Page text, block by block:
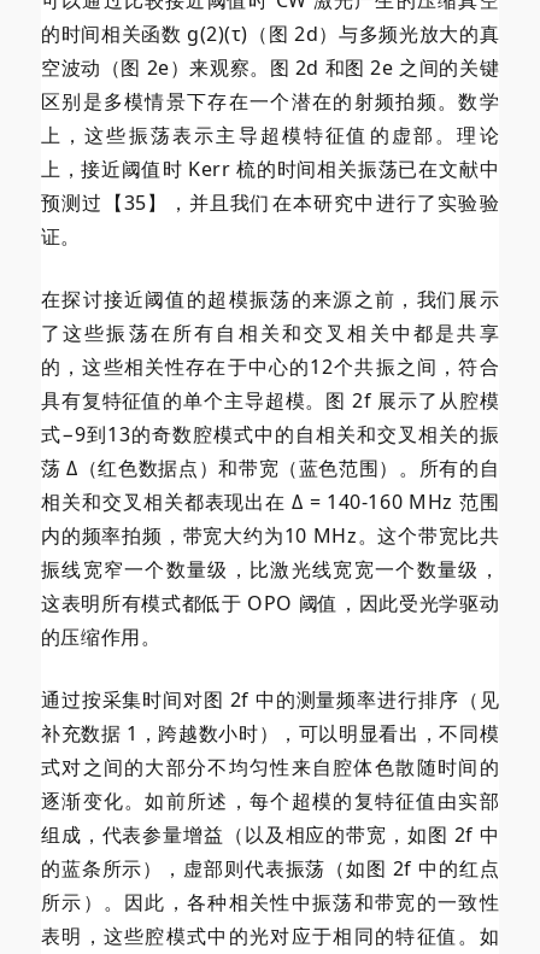
的时间相关函数 g(2)(τ)（图 2d）与多频光放大的真
空波动（图 2e）来观察。图 2d 和图 2e 之间的关键
区别是多模情景下存在一个潜在的射频拍频。数学
上，这些振荡表示主导超模特征值的虚部。理论
上，接近阈值时 Kerr 梳的时间相关振荡已在文献中
预测过【35】，并且我们在本研究中进行了实验验
证。
在探讨接近阈值的超模振荡的来源之前，我们展示
了这些振荡在所有自相关和交叉相关中都是共享
的，这些相关性存在于中心的12个共振之间，符合
具有复特征值的单个主导超模。图 2f 展示了从腔模
式−9到13的奇数腔模式中的自相关和交叉相关的振
荡 Δ（红色数据点）和带宽（蓝色范围）。所有的自
相关和交叉相关都表现出在 Δ = 140-160 MHz 范围
内的频率拍频，带宽大约为10 MHz。这个带宽比共
振线宽窄一个数量级，比激光线宽宽一个数量级，
这表明所有模式都低于 OPO 阈值，因此受光学驱动
的压缩作用。
通过按采集时间对图 2f 中的测量频率进行排序（见
补充数据 1，跨越数小时），可以明显看出，不同模
式对之间的大部分不均匀性来自腔体色散随时间的
逐渐变化。如前所述，每个超模的复特征值由实部
组成，代表参量增益（以及相应的带宽，如图 2f 中
的蓝条所示），虚部则代表振荡（如图 2f 中的红点
所示）。因此，各种相关性中振荡和带宽的一致性
表明，这些腔模式中的光对应于相同的特征值。如